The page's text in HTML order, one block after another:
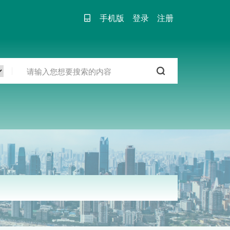
手机版 登录 注册